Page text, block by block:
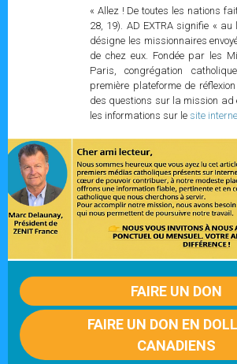
« Allez ! De toutes les nations
28, 19). AD EXTRA signifie «
désigne les missionnaires
de chez eux. Fondée par les
Paris, congrégation
première plateforme de
des questions sur la mission ad
les informations sur le site
FAIRE UN DON
FAIRE UN DON EN
CANADIENS